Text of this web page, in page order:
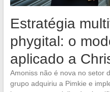
Estratégia
phygital: o
aplicado a
Amoniss não é nova no setor
grupo adquiriu a Pimkie e